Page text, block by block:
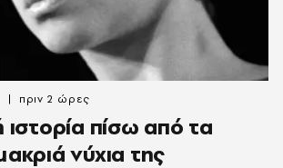
ιστορία πίσω από τα
νύχια της
πριν 2 ώρες